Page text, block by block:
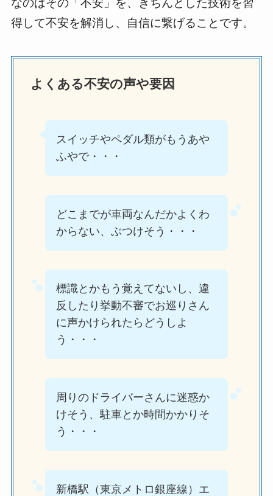
なのはその「不安」を、きちんとした技術を習
得して不安を解消し、自信に繋げることです。
よくある不安の声や要因
スイッチやペダル類がもうあや
ふやで・・・
どこまでが車両なんだかよくわ
からない、ぶつけそう・・・
標識とかもう覚えてないし、違
反したり挙動不審でお巡りさん
に声かけられたらどうしよ
う・・・
周りのドライバーさんに迷惑か
けそう、駐車とか時間かかりそ
う・・・
新橋駅（東京メトロ銀座線）エ